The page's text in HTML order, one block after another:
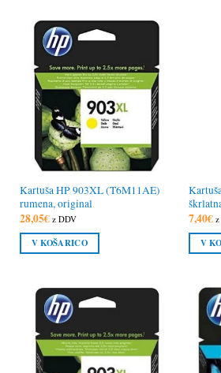
Kartuša HP 903XL (T6M11AE)
rumena, original
28,05€ z DDV
V KOŠARICO
7,40€
V